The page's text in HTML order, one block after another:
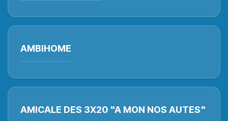
AMBIHOME
AMICALE DES 3X20 "A MON NOS AUTES"